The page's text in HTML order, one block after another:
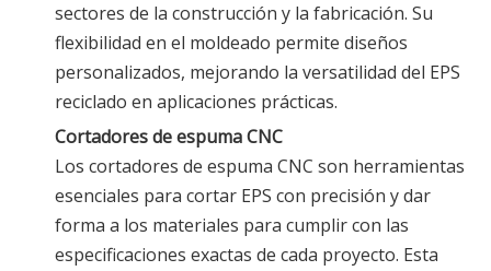
sectores de la construcción y la fabricación. Su
flexibilidad en el moldeado permite diseños
personalizados, mejorando la versatilidad del EPS
reciclado en aplicaciones prácticas.
Cortadores de espuma CNC
Los cortadores de espuma CNC son herramientas
esenciales para cortar EPS con precisión y dar
forma a los materiales para cumplir con las
especificaciones exactas de cada proyecto. Esta